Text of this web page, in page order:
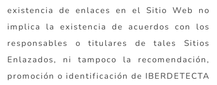
existencia de enlaces en el Sitio Web no
implica la existencia de acuerdos con los
responsables o titulares de tales Sitios
Enlazados, ni tampoco la recomendación,
promoción o identificación de IBERDETECTA